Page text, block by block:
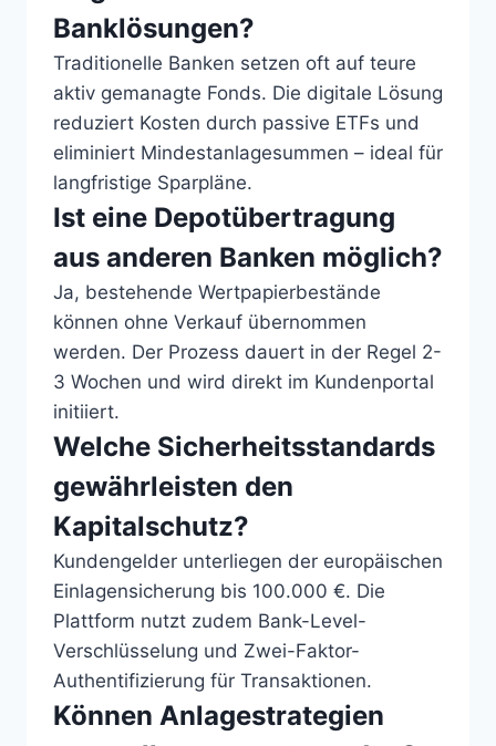
Banklösungen?
Traditionelle Banken setzen oft auf teure
aktiv gemanagte Fonds. Die digitale Lösung
reduziert Kosten durch passive ETFs und
eliminiert Mindestanlagesummen – ideal für
langfristige Sparpläne.
Ist eine Depotübertragung
aus anderen Banken möglich?
Ja, bestehende Wertpapierbestände
können ohne Verkauf übernommen
werden. Der Prozess dauert in der Regel 2-
3 Wochen und wird direkt im Kundenportal
initiiert.
Welche Sicherheitsstandards
gewährleisten den
Kapitalschutz?
Kundengelder unterliegen der europäischen
Einlagensicherung bis 100.000 €. Die
Plattform nutzt zudem Bank-Level-
Verschlüsselung und Zwei-Faktor-
Authentifizierung für Transaktionen.
Können Anlagestrategien